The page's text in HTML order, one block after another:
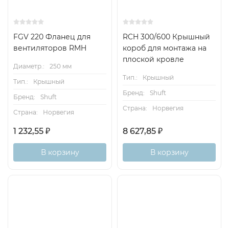
FGV 220 Фланец для
вентиляторов RMH
Диаметр.:
250 мм
Тип.:
Крышный
Бренд:
Shuft
Страна:
Норвегия
1 232,55 ₽
В корзину
RCH 300/600 Крышный
короб для монтажа на
плоской кровле
Тип.:
Крышный
Бренд:
Shuft
Страна:
Норвегия
8 627,85 ₽
В корзину